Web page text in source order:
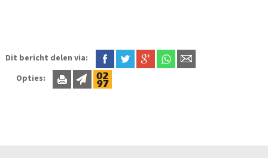
Dit bericht delen via:
Opties: